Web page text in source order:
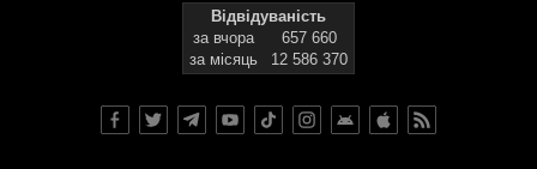
Відвідуваність
за вчора
657 660
за місяць
12 586 370